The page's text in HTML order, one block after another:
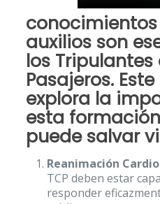
auxilios son
los
Pasajeros.
explora la
esta
puede salvar
Reanimación
TCP deben estar
responder